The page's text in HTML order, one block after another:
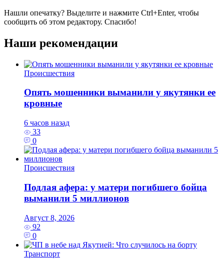
Нашли опечатку? Выделите и нажмите Ctrl+Enter, чтобы
сообщить об этом редактору. Спасибо!
Наши рекомендации
Происшествия
Опять мошенники выманили у якутянки ее
кровные
6 часов назад
33
0
Происшествия
Подлая афера: у матери погибшего бойца
выманили 5 миллионов
Август 8, 2026
92
0
Транспорт